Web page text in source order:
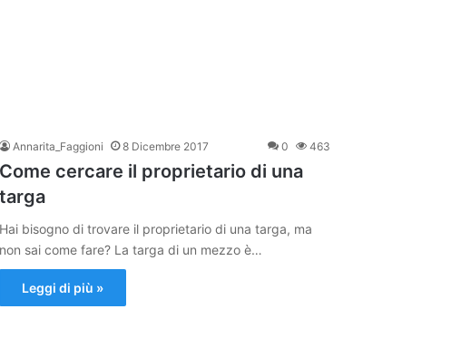
Annarita_Faggioni 8 Dicembre 2017 0 463
Come cercare il proprietario di una
targa
Hai bisogno di trovare il proprietario di una targa, ma
non sai come fare? La targa di un mezzo è…
Leggi di più »